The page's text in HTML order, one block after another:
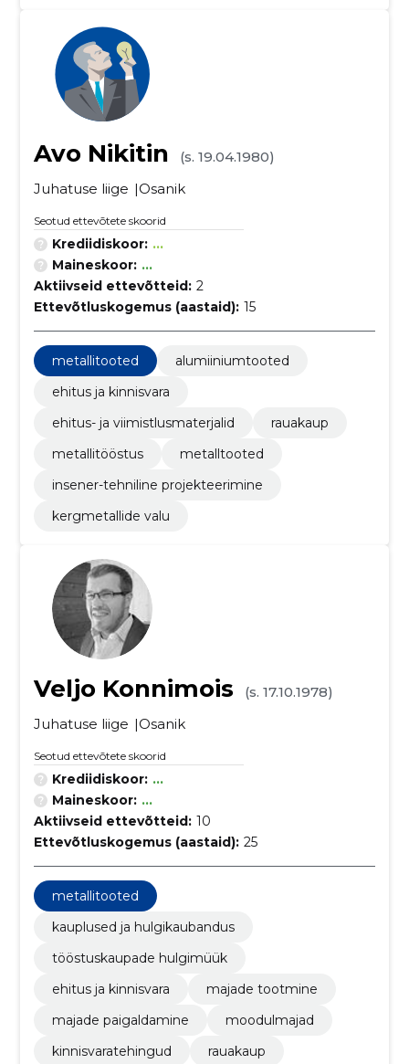
Avo Nikitin
(s. 19.04.1980)
Juhatuse liige
Osanik
Seotud ettevõtete skoorid
Krediidiskoor: ...
Maineskoor: ...
Aktiivseid ettevõtteid: 2
Ettevõtluskogemus (aastaid): 15
metallitooted
alumiiniumtooted
ehitus ja kinnisvara
ehitus- ja viimistlusmaterjalid
rauakaup
metallitööstus
metalltooted
insener-tehniline projekteerimine
kergmetallide valu
Veljo Konnimois
(s. 17.10.1978)
Juhatuse liige
Osanik
Seotud ettevõtete skoorid
Krediidiskoor: ...
Maineskoor: ...
Aktiivseid ettevõtteid: 10
Ettevõtluskogemus (aastaid): 25
metallitooted
kauplused ja hulgikaubandus
tööstuskaupade hulgimüük
ehitus ja kinnisvara
majade tootmine
majade paigaldamine
moodulmajad
kinnisvaratehingud
rauakaup